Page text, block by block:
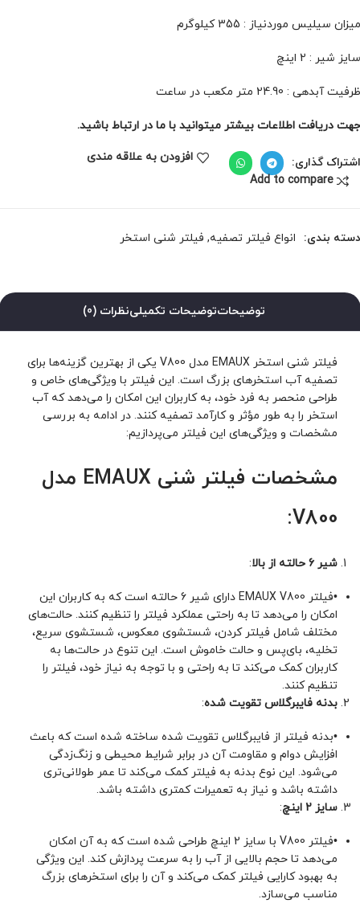
سیلیس موردنیاز : 355 کیلوگرم
شیر : 2 اینچ
آبدهی : 24.90 متر مکعب در ساعت
دریافت اطلاعات بیشتر میتوانید با ما در ارتباط باشید.
گذاری:
افزودن به علاقه مندی
Add to compare
بندی: انواع فیلتر تصفیه, فیلتر شنی استخر
توضیحاتتوضیحات تکمیلینظرات (0)
فیلتر شنی استخر EMAUX مدل V800 یکی از بهترین گزینه‌ها برای
تصفیه آب استخرهای بزرگ است. این فیلتر با ویژگی‌های خاص و
طراحی منحصر به فرد خود، به کاربران این امکان را می‌دهد که آب
استخر را به طور مؤثر و کارآمد تصفیه کنند. در ادامه به بررسی
مشخصات و ویژگی‌های این فیلتر می‌پردازیم:
مشخصات فیلتر شنی EMAUX مدل
V800:
شیر 6 حالته از بالا :
•
فیلتر EMAUX V800 دارای شیر 6 حالته است که به کاربران این
امکان را می‌دهد تا به راحتی عملکرد فیلتر را تنظیم کنند. حالت‌های
مختلف شامل فیلتر کردن، شستشوی معکوس، شستشوی سریع،
تخلیه، بای‌پس و حالت خاموش است. این تنوع در حالت‌ها به
کاربران کمک می‌کند تا به راحتی و با توجه به نیاز خود، فیلتر را
تنظیم کنند.
بدنه فایبرگلاس تقویت شده:
•بدنه فیلتر از فایبرگلاس تقویت شده ساخته شده است که باعث
افزایش دوام و مقاومت آن در برابر شرایط محیطی و زنگ‌زدگی
می‌شود. این نوع بدنه به فیلتر کمک می‌کند تا عمر طولانی‌تری
داشته باشد و نیاز به تعمیرات کمتری داشته باشد.
سایز 2 اینچ
:
•
فیلتر V800 با سایز 2 اینچ طراحی شده است که به آن امکان
می‌دهد تا حجم بالایی از آب را به سرعت پردازش کند. این ویژگی
به بهبود کارایی فیلتر کمک می‌کند و آن را برای استخرهای بزرگ
مناسب می‌سازد.